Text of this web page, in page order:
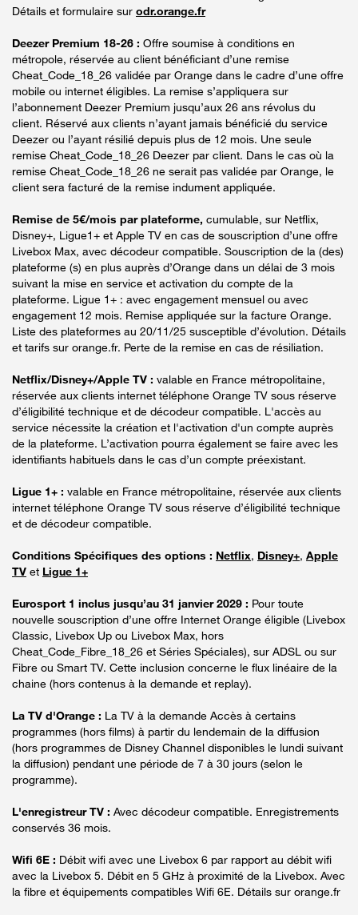
Détails et formulaire sur odr.orange.fr
Deezer Premium 18-26 : Offre soumise à conditions en
métropole, réservée au client bénéficiant d’une remise
Cheat_Code_18_26 validée par Orange dans le cadre d’une offre
mobile ou internet éligibles. La remise s’appliquera sur
l’abonnement Deezer Premium jusqu’aux 26 ans révolus du
client. Réservé aux clients n’ayant jamais bénéficié du service
Deezer ou l’ayant résilié depuis plus de 12 mois. Une seule
remise Cheat_Code_18_26 Deezer par client. Dans le cas où la
remise Cheat_Code_18_26 ne serait pas validée par Orange, le
client sera facturé de la remise indument appliquée.
Remise de 5€/mois par plateforme, cumulable, sur Netflix,
Disney+, Ligue1+ et Apple TV en cas de souscription d’une offre
Livebox Max, avec décodeur compatible. Souscription de la (des)
plateforme (s) en plus auprès d’Orange dans un délai de 3 mois
suivant la mise en service et activation du compte de la
plateforme. Ligue 1+ : avec engagement mensuel ou avec
engagement 12 mois. Remise appliquée sur la facture Orange.
Liste des plateformes au 20/11/25 susceptible d’évolution. Détails
et tarifs sur orange.fr. Perte de la remise en cas de résiliation.
Netflix/Disney+/Apple TV : valable en France métropolitaine,
réservée aux clients internet téléphone Orange TV sous réserve
d’éligibilité technique et de décodeur compatible. L'accès au
service nécessite la création et l'activation d'un compte auprès
de la plateforme. L’activation pourra également se faire avec les
identifiants habituels dans le cas d’un compte préexistant.
Ligue 1+ : valable en France métropolitaine, réservée aux clients
internet téléphone Orange TV sous réserve d’éligibilité technique
et de décodeur compatible.
Conditions Spécifiques des options : Netflix, Disney+, Apple
TV et Ligue 1+
Eurosport 1 inclus jusqu’au 31 janvier 2029 : Pour toute
nouvelle souscription d’une offre Internet Orange éligible (Livebox
Classic, Livebox Up ou Livebox Max, hors
Cheat_Code_Fibre_18_26 et Séries Spéciales), sur ADSL ou sur
Fibre ou Smart TV. Cette inclusion concerne le flux linéaire de la
chaine (hors contenus à la demande et replay).
La TV d'Orange : La TV à la demande Accès à certains
programmes (hors films) à partir du lendemain de la diffusion
(hors programmes de Disney Channel disponibles le lundi suivant
la diffusion) pendant une période de 7 à 30 jours (selon le
programme).
L'enregistreur TV : Avec décodeur compatible. Enregistrements
conservés 36 mois.
Wifi 6E : Débit wifi avec une Livebox 6 par rapport au débit wifi
avec la Livebox 5. Débit en 5 GHz à proximité de la Livebox. Avec
la fibre et équipements compatibles Wifi 6E. Détails sur orange.fr